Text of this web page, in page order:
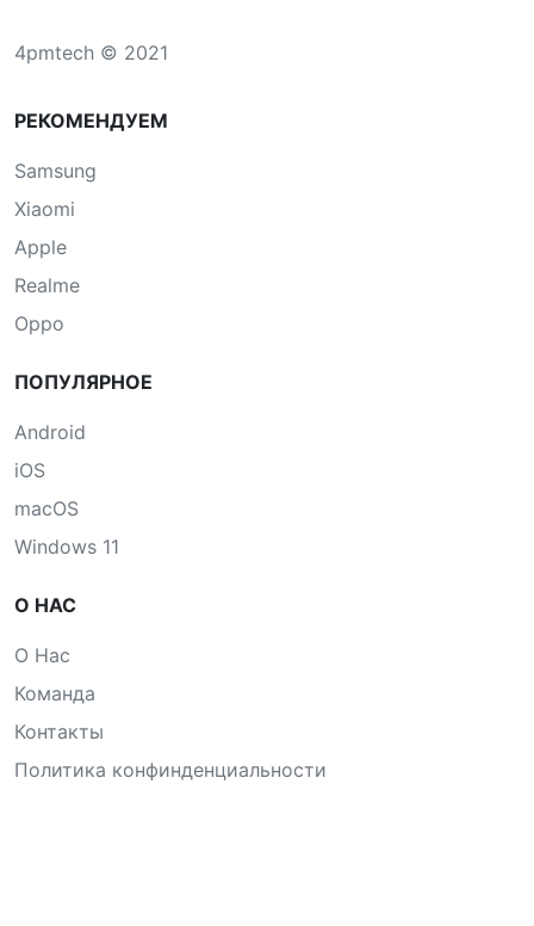
4pmtech © 2021
РЕКОМЕНДУЕМ
Samsung
Xiaomi
Apple
Realme
Oppo
ПОПУЛЯРНОЕ
Android
iOS
macOS
Windows 11
О НАС
О Нас
Команда
Контакты
Политика конфинденциальности